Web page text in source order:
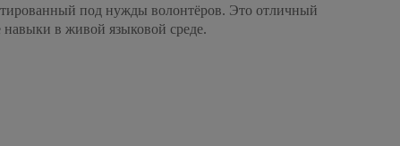
под нужды волонтёров. Это отличный
в живой языковой среде.